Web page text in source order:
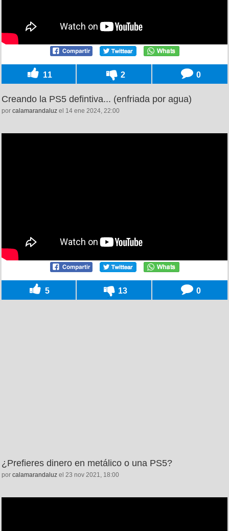
11 2 0
Creando la PS5 defintiva... (enfriada por agua)
por calamarandaluz el 14 ene 2024, 22:00
5 13 0
¿Prefieres dinero en metálico o una PS5?
por calamarandaluz el 23 nov 2021, 18:00